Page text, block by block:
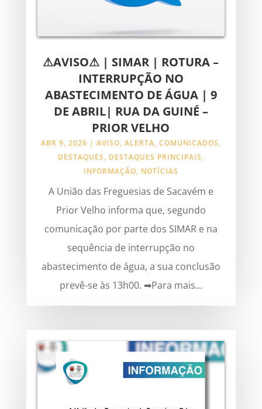
⚠AVISO⚠ | SIMAR | ROTURA –
INTERRUPÇÃO NO
ABASTECIMENTO DE ÁGUA | 9
DE ABRIL| RUA DA GUINÉ –
PRIOR VELHO
ABR 9, 2026 | AVISO, ALERTA, COMUNICADOS,
DESTAQUES, DESTAQUES PRINCIPAIS,
INFORMAÇÃO, NOTÍCIAS
A União das Freguesias de Sacavém e
Prior Velho informa que, segundo
comunicação por parte dos SIMAR e na
sequência de interrupção no
abastecimento de água, a sua conclusão
prevê-se às 13h00. ➡Para mais...